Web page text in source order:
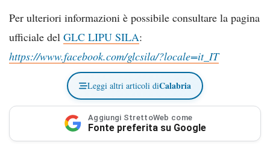
Per ulteriori informazioni è possibile consultare la pagina
ufficiale del GLC LIPU SILA:
https://www.facebook.com/glcsila/?locale=it_IT
Leggi altri articoli diCalabria
Aggiungi StrettoWeb come
Fonte preferita su Google